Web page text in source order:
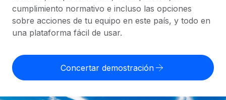
Employer of Record
Expándete en todo el mundo sin gastar en entidades.
cumpliendo la normativa.
Consulta el soporte del empleo global según el país.
Explorador estatal de EE. UU.
Simplifica la contratación en todos los estados de EE.
Comparador de Remote
Compáranos con otras empresas.
Calculadora del riesgo de clasificación errónea
Consulta el riesgo de clasificación errónea por país.
cualquier país.
English
Nederlands
cumplimiento normativo e incluso las opciones
sobre acciones de tu equipo en este país, y todo en
una plataforma fácil de usar.
Concertar demostración